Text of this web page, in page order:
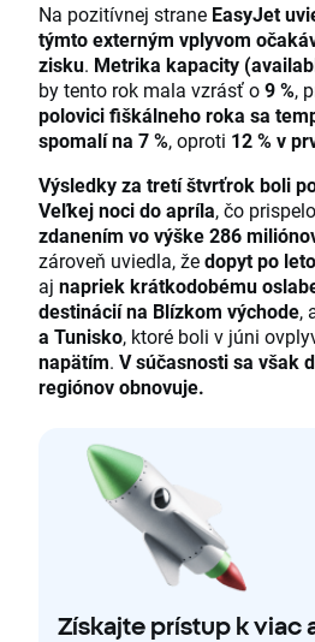
Na pozitívnej strane EasyJet
týmto externým vplyvom
zisku. Metrika kapacity
by tento rok mala vzrásť o9 %,
polovici fiškálneho roka sa
spomalí na 7 %, oproti 12 % v
Výsledky za tretí štvrťrok boli
Veľkej noci do apríla, čo
zdanením vo výške 286
zároveň uviedla, žedopyt po
aj napriek krátkodobému
destinácií na Blízkom východe,
a Tunisko, ktoré boli v júni
napätím. V súčasnosti sa však
regiónov obnovuje.
Získajte prístup k viac